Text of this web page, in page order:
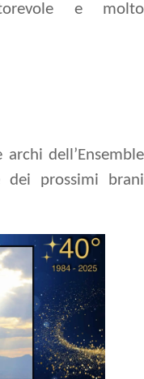
e molto
dell’Ensemble
dei prossimi brani